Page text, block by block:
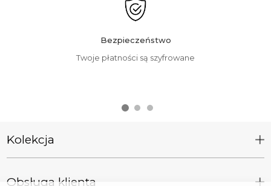
Bezpieczeństwo
Twoje płatności są szyfrowane
Kolekcja
Obsługa klienta